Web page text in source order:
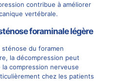
contribue à améliorer
vertébrale.
foraminale légère
sténose du foramen
la décompression peut
compression nerveuse
chez les patients